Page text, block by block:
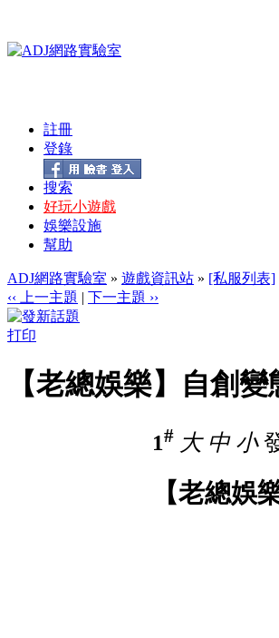
註冊
登錄
搜索
好玩小遊戲
娛樂設施
幫助
ADJ網路實驗室 » 遊戲資訊站 » [私服列表]
‹‹ 上一主題 | 下一主題 ››
打印
【老總娛樂】自創
1# 大 中 小
【老總娛